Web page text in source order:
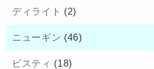
ディライト (2)
ニューギン (46)
ビスティ (18)